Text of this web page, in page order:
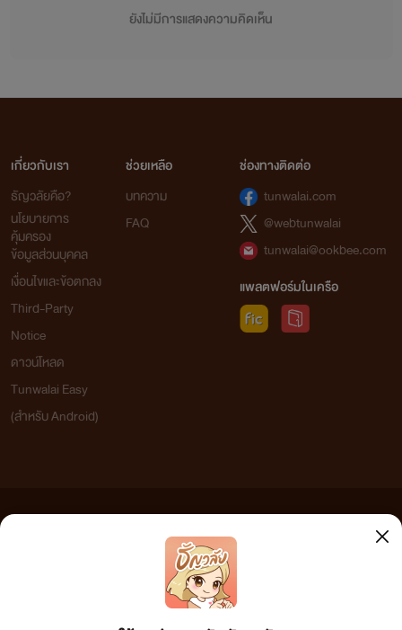
ยังไม่มีการแสดงความคิดเห็น
เกี่ยวกับเรา
ธัญวลัยคือ?
นโยบายการ
คุ้มครอง
ข้อมูลส่วนบุคคล
เงื่อนไขและข้อตกลง
Third-Party
Notice
ดาวน์โหลด
Tunwalai Easy
(สำหรับ Android)
ช่วยเหลือ
บทความ
FAQ
ช่องทางติดต่อ
tunwalai.com
@webtunwalai
tunwalai@ookbee.com
แพลตฟอร์มในเครือ
เว็บไซต์แห่งนี้ไม่ได้เห็นด้วยและไม่ขอรับผิดชอบต่อข้อความใดๆ ทั้งสิ้น ดังนั้นผู้อ่านทุกท่านโปรดใช้
วิจารณญาณในการกลั่นกรองด้วยตนเอง และหากท่านพบข้อความใดๆ ที่ขัดต่อกฎหมายและศีลธรรม
กรุณาแจ้งมาที่ tunwalai@ookbee.com เพื่อทีมงานจะได้ดำเนินการในทันที ทั้งนี้ ทางเว็บไซต์ขอสงวน
ลิขสิทธิ์ตามพระราชบัญญัติลิขสิทธิ์ (ฉบับเพิ่มเติม) พ.ศ.2558